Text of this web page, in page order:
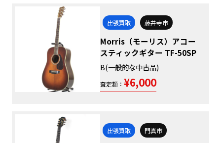
出張買取 藤井寺市
Morris（モーリス）アコー
スティックギター TF-50SP
B(一般的な中古品)
査定額： ¥6,000
出張買取 門真市